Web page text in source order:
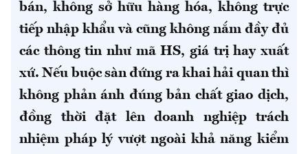
bán, không sở hữu hàng hóa, không trực
tiếp nhập khẩu và cũng không nắm đầy đủ
các thông tin như mã HS, giá trị hay xuất
xứ. Nếu buộc sàn đứng ra khai hải quan thì
không phản ánh đúng bản chất giao dịch,
đồng thời đặt lên doanh nghiệp trách
nhiệm pháp lý vượt ngoài khả năng kiểm